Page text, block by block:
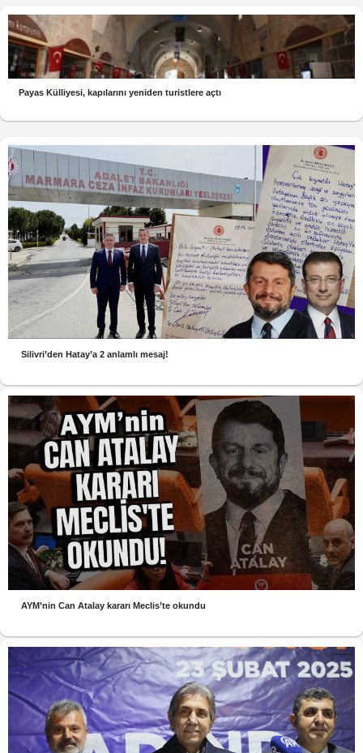
Payas Külliyesi, kapılarını yeniden turistlere açtı
Silivri’den Hatay’a 2 anlamlı mesaj!
AYM’nin Can Atalay kararı Meclis’te okundu